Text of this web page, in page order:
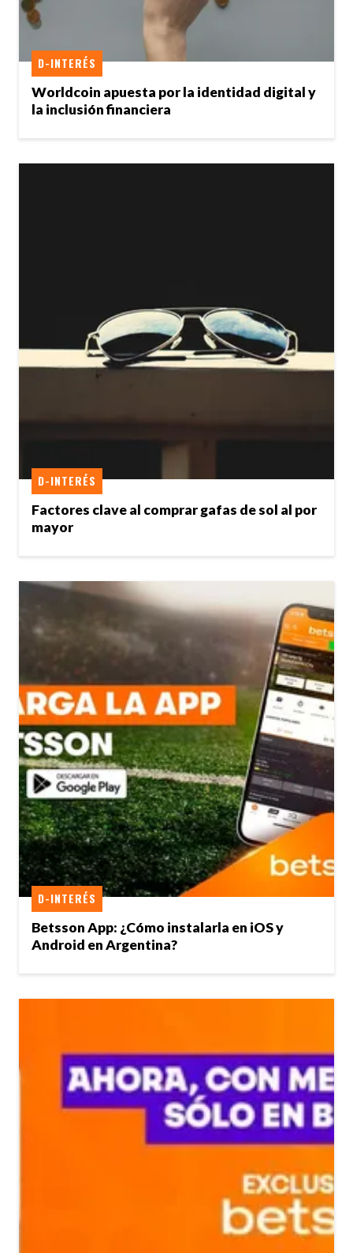
Worldcoin apuesta por la identidad digital y
la inclusión financiera
D-INTERÉS
Factores clave al comprar gafas de sol al por
mayor
D-INTERÉS
Betsson App: ¿Cómo instalarla en iOS y
Android en Argentina?
D-INTERÉS